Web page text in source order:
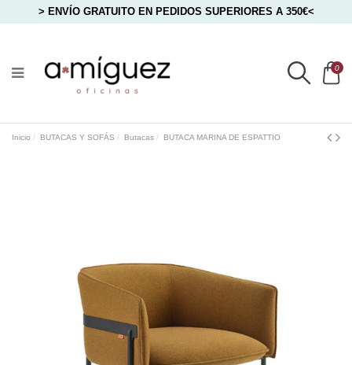
> ENVÍO GRATUITO EN PEDIDOS SUPERIORES A 350€<
0
Inicio BUTACAS Y SOFÁS Butacas BUTACA MARINA DE ESPATTIO